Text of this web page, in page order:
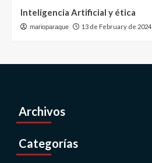
Inteligencia Artificial y ética
marioparaque 13 de February de 2024
Archivos
Categorías